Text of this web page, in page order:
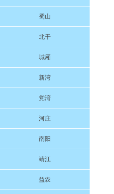
蜀山
北干
城厢
新湾
党湾
河庄
南阳
靖江
益农